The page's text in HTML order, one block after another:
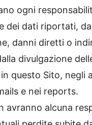
ogni
dei dati riportati,
danni diretti o
divulgazione
questo Sito, negli
e nei reports.
avranno alcuna